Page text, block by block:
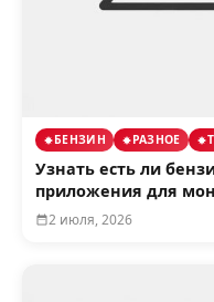
БЕНЗИН РАЗНОЕ
Узнать есть ли
приложения для
2 июля, 2026